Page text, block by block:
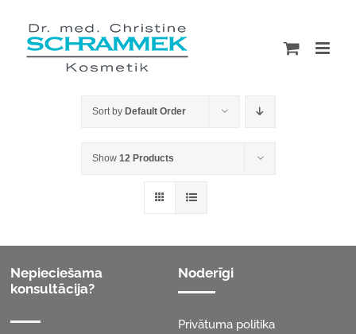
content
Sort by Default Order
Show 12 Products
Nepieciešama
konsultācija?
Noderīgi
Privātuma politika